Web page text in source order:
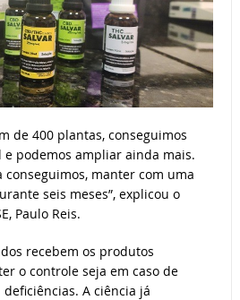
de 400 plantas, conseguimos
podemos ampliar ainda mais.
conseguimos, manter com uma
seis meses”, explicou o
Paulo Reis.
recebem os produtos
o controle seja em caso de
A ciência já